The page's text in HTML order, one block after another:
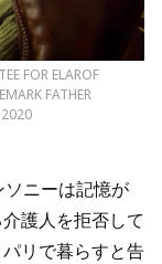
FOR ELAROF
FATHER
ニーは記憶が
護人を拒否して
リで暮らすと告